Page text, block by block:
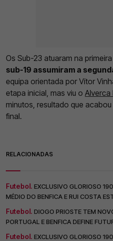
Os Sub-23 atuaram na primeira
sub-19 assumiram a
equipa orientada por Vítor
etapa inicial, mas viu o Alverca
minutos, resultado que
final.
RELACIONADAS
Futebol. EXCLUSIVO GLORIOSO
MÉDIO DO BENFICA E RUI COSTA
Futebol. DIOGO PRIOSTE TEM
PORTUGAL E BENFICA DEFINE
Futebol. EXCLUSIVO GLORIOSO